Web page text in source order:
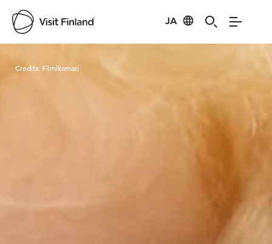
JA
Visit Finland
Credits: Filmikamari